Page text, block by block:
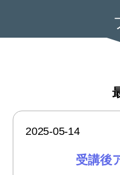
2025-05-14
受講後